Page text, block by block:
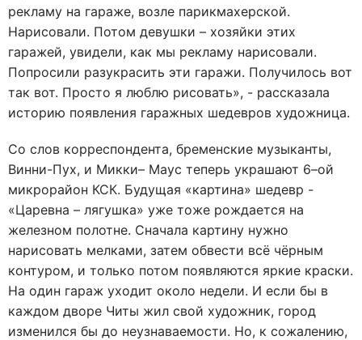
рекламу на гараже, возле парикмахерской.
Нарисовали. Потом девушки – хозяйки этих
гаражей, увидели, как мы рекламу нарисовали.
Попросили разукрасить эти гаражи. Получилось вот
так вот. Просто я люблю рисовать», - рассказала
историю появления гаражных шедевров художница.
Со слов корреспондента, бременские музыканты,
Винни-Пух, и Микки– Маус теперь украшают 6–ой
микрорайон КСК. Будущая «картина» шедевр -
«Царевна – лягушка» уже тоже рождается на
железном полотне. Сначала картину нужно
нарисовать мелками, затем обвести всё чёрным
контуром, и только потом появляются яркие краски.
На один гараж уходит около недели. И если бы в
каждом дворе Читы жил свой художник, город
изменился бы до неузнаваемости. Но, к сожалению,